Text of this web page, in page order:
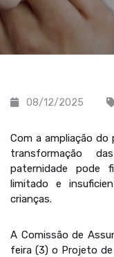
08/12/2025
Com a ampliação
transformação
paternidade pode
limitado e
crianças.
A Comissão de
feira (3) o Projeto